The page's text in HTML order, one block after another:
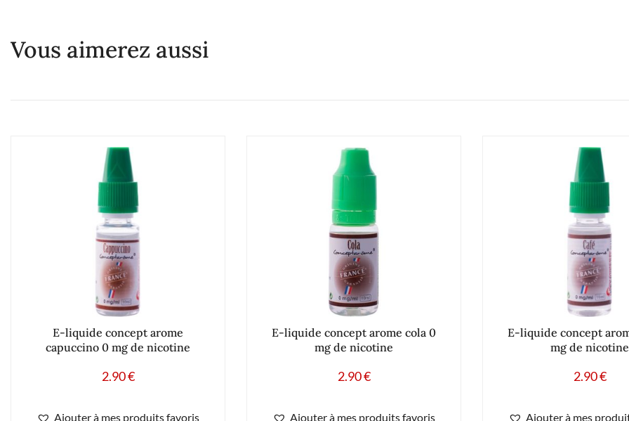
Vous aimerez aussi
E-liquide concept arome
capuccino 0 mg de nicotine
2.90€
Ajouter à mes produits favoris
E-liquide concept arome cola 0
mg de nicotine
2.90€
Ajouter à mes produits favoris
E-liquide concept
mg de nicotine
2.90€
Ajouter à mes